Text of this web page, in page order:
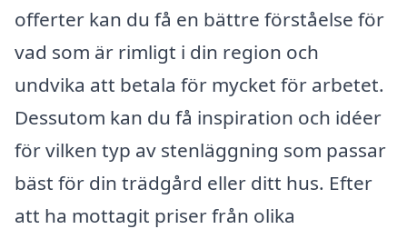
offerter kan du få en bättre förståelse för
vad som är rimligt i din region och
undvika att betala för mycket för arbetet.
Dessutom kan du få inspiration och idéer
för vilken typ av stenläggning som passar
bäst för din trädgård eller ditt hus. Efter
att ha mottagit priser från olika